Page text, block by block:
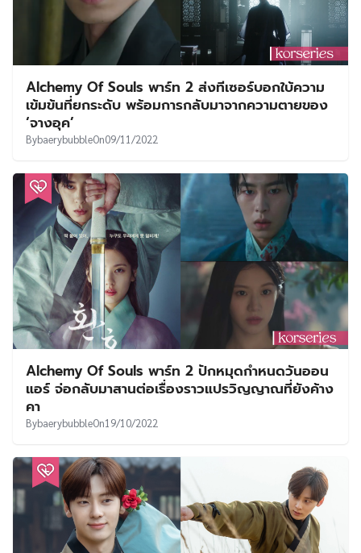
Alchemy Of Souls พาร์ท 2 ส่งทีเซอร์บอกใบ้ความ
เข้มข้นที่ยกระดับ พร้อมการกลับมาจากความตายของ
‘จางอุค’
BybaerybubbleOn09/11/2022
Alchemy Of Souls พาร์ท 2 ปักหมุดกำหนดวันออน
แอร์ จ่อกลับมาสานต่อเรื่องราวแปรวิญญาณที่ยังค้าง
คา
BybaerybubbleOn19/10/2022